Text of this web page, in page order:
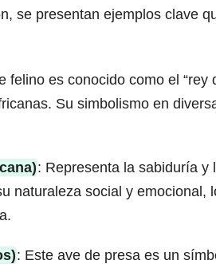
se presentan ejemplos clave
felino es conocido como el “rey
Su simbolismo en
: Representa la sabiduría y
naturaleza social y emocional,
: Este ave de presa es un